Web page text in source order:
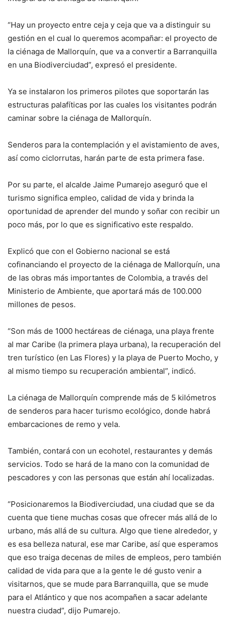
“Hay un proyecto entre ceja y ceja que va a distinguir su
gestión en el cual lo queremos acompañar: el proyecto de
la ciénaga de Mallorquín, que va a convertir a Barranquilla
en una Biodiverciudad”, expresó el presidente.
Ya se instalaron los primeros pilotes que soportarán las
estructuras palafíticas por las cuales los visitantes podrán
caminar sobre la ciénaga de Mallorquín.
Senderos para la contemplación y el avistamiento de aves,
así como ciclorrutas, harán parte de esta primera fase.
Por su parte, el alcalde Jaime Pumarejo aseguró que el
turismo significa empleo, calidad de vida y brinda la
oportunidad de aprender del mundo y soñar con recibir un
poco más, por lo que es significativo este respaldo.
Explicó que con el Gobierno nacional se está
cofinanciando el proyecto de la ciénaga de Mallorquín, una
de las obras más importantes de Colombia, a través del
Ministerio de Ambiente, que aportará más de 100.000
millones de pesos.
“Son más de 1000 hectáreas de ciénaga, una playa frente
al mar Caribe (la primera playa urbana), la recuperación del
tren turístico (en Las Flores) y la playa de Puerto Mocho, y
al mismo tiempo su recuperación ambiental”, indicó.
La ciénaga de Mallorquín comprende más de 5 kilómetros
de senderos para hacer turismo ecológico, donde habrá
embarcaciones de remo y vela.
También, contará con un ecohotel, restaurantes y demás
servicios. Todo se hará de la mano con la comunidad de
pescadores y con las personas que están ahí localizadas.
“Posicionaremos la Biodiverciudad, una ciudad que se da
cuenta que tiene muchas cosas que ofrecer más allá de lo
urbano, más allá de su cultura. Algo que tiene alrededor, y
es esa belleza natural, ese mar Caribe, así que esperamos
que eso traiga decenas de miles de empleos, pero también
calidad de vida para que a la gente le dé gusto venir a
visitarnos, que se mude para Barranquilla, que se mude
para el Atlántico y que nos acompañen a sacar adelante
nuestra ciudad”, dijo Pumarejo.